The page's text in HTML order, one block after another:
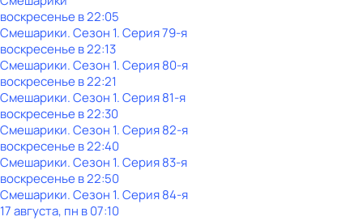
воскресенье в22:05
Смешарики. Сезон 1. Серия 79-я
воскресенье в22:13
Смешарики. Сезон 1. Серия 80-я
воскресенье в22:21
Смешарики. Сезон 1. Серия 81-я
воскресенье в22:30
Смешарики. Сезон 1. Серия 82-я
воскресенье в22:40
Смешарики. Сезон 1. Серия 83-я
воскресенье в22:50
Смешарики. Сезон 1. Серия 84-я
17 августа, пн в 07:10